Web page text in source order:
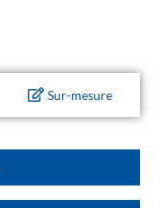
Sur-mesure